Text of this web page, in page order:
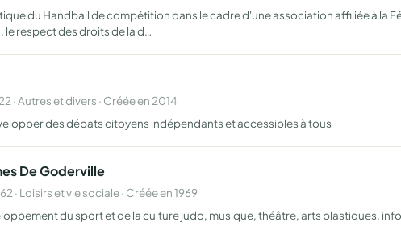
du Handball de compétition dans le cadre d'une association affiliée à la
le respect des droits de la d…
· Autres et divers · Créée en 2014
des débats citoyens indépendants et accessibles à tous
De Goderville
· Loisirs et vie sociale · Créée en 1969
du sport et de la culture judo, musique, théâtre, arts plastiques,